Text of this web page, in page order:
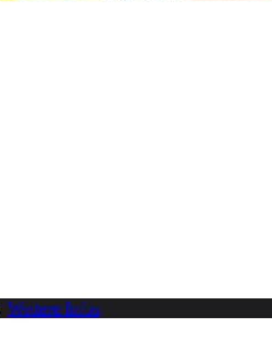
Weitere Infos